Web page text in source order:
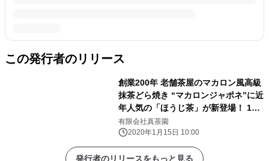
この発行者のリリース
創業200年 老舗茶屋のマカロン風高級
抹茶どら焼き “マカロンジャポネ”に近
年人気の「ほうじ茶」が新登場！ 100
セット限定で1月17日(金)より販売開
始！
有限会社真茶園
2020年1月15日 10:00
発行者のリリースをもっと見る